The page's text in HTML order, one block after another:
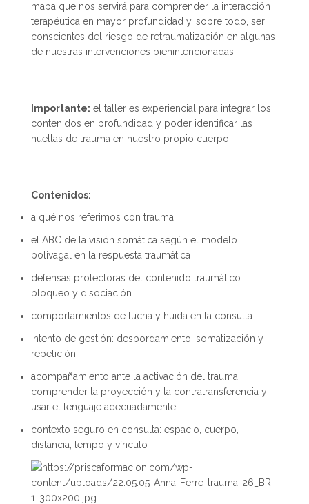
mapa que nos servirá para comprender la interacción
terapéutica en mayor profundidad y, sobre todo, ser
conscientes del riesgo de retraumatización en algunas
de nuestras intervenciones bienintencionadas.
Importante: el taller es experiencial para integrar los
contenidos en profundidad y poder identificar las
huellas de trauma en nuestro propio cuerpo.
Contenidos:
a qué nos referimos con trauma
el ABC de la visión somática según el modelo
polivagal en la respuesta traumática
defensas protectoras del contenido traumático:
bloqueo y disociación
comportamientos de lucha y huida en la consulta
intento de gestión: desbordamiento, somatización y
repetición
acompañamiento ante la activación del trauma:
comprender la proyección y la contratransferencia y
usar el lenguaje adecuadamente
contexto seguro en consulta: espacio, cuerpo,
distancia, tempo y vínculo